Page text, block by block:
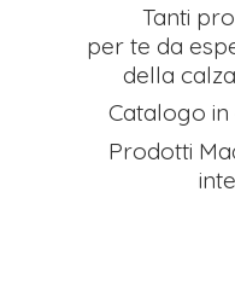
Tanti
per te da
della
Catalogo
Prodotti